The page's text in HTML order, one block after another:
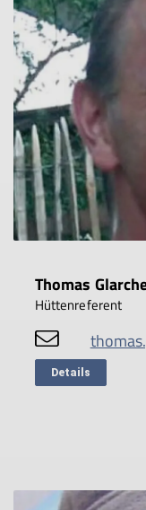
Thomas
Hüttenreferent
Details